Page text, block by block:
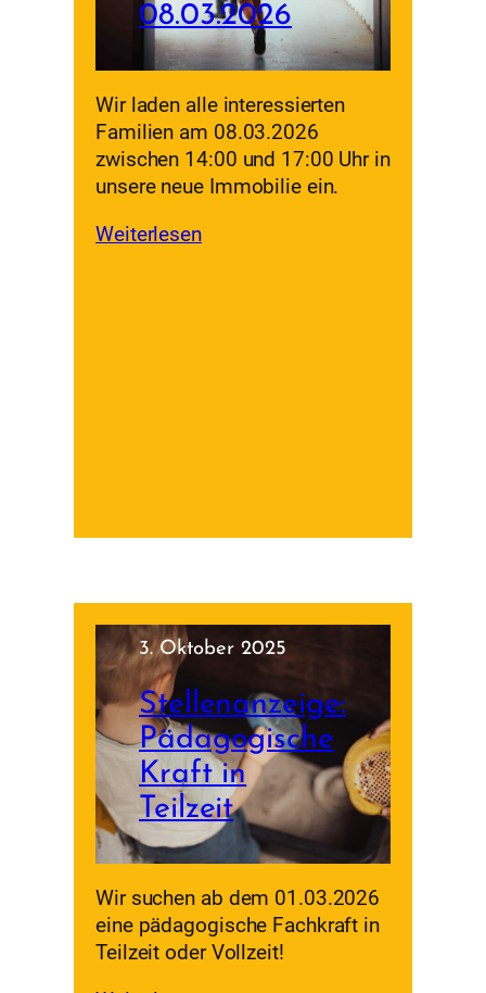
08.03.2026
Wir laden alle interessierten
Familien am 08.03.2026
zwischen 14:00 und 17:00 Uhr in
unsere neue Immobilie ein.
Weiterlesen
3. Oktober 2025
Stellenanzeige:
Pädagogische
Kraft in
Teilzeit
Wir suchen ab dem 01.03.2026
eine pädagogische Fachkraft in
Teilzeit oder Vollzeit!